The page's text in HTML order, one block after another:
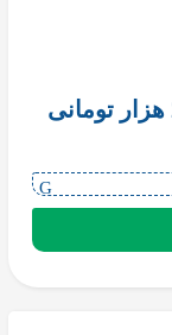
استایل مردانه بزن با تخفیف 200 هزار تومانی